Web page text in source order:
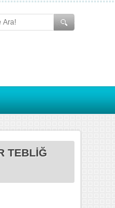
TEBLİĞ